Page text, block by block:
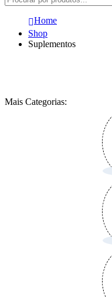
Home
Shop
Suplementos
Mais Categorias: